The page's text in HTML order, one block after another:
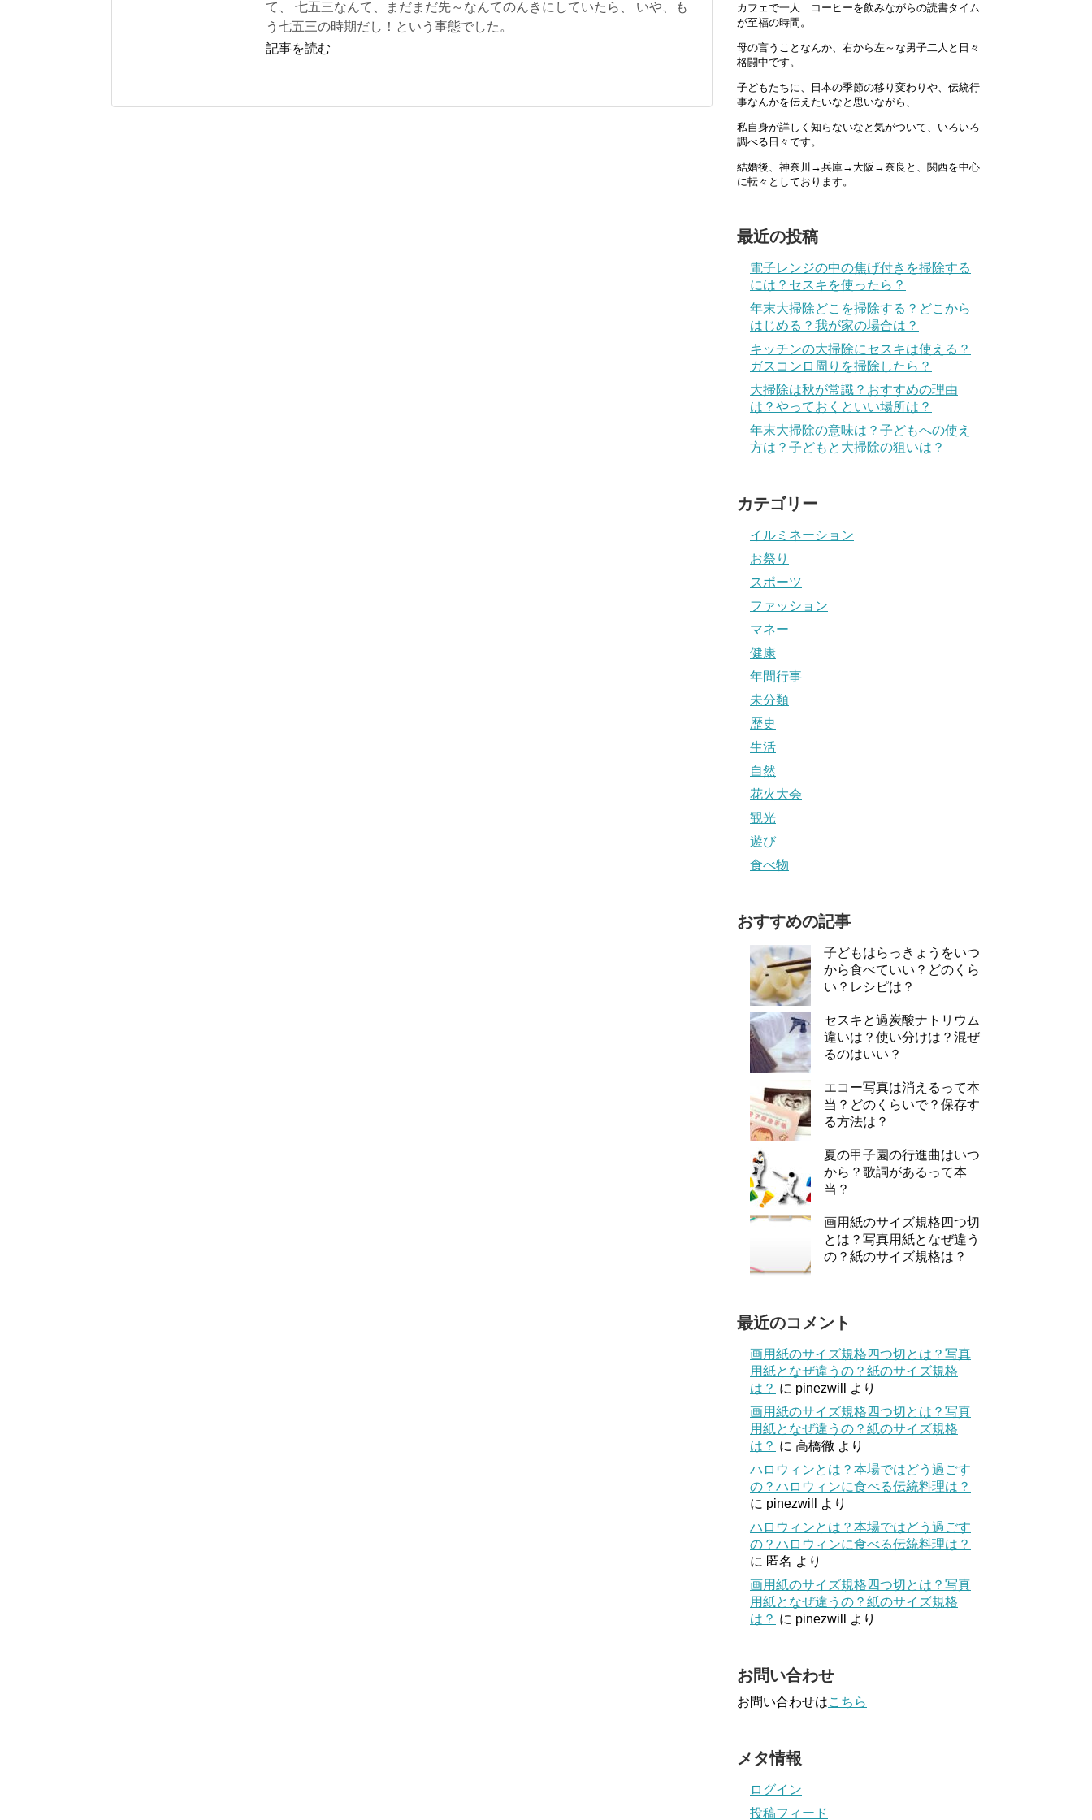
て、 七五三なんて、まだまだ先～なんてのんきにしていたら、 いや、も
う七五三の時期だし！という事態でした。
記事を読む
カフェで一人 コーヒーを飲みながらの読書タイム
が至福の時間。
母の言うことなんか、右から左～な男子二人と日々
格闘中です。
子どもたちに、日本の季節の移り変わりや、伝統行
事なんかを伝えたいなと思いながら、
私自身が詳しく知らないなと気がついて、いろいろ
調べる日々です。
結婚後、神奈川→兵庫→大阪→奈良と、関西を中心
に転々としております。
最近の投稿
電子レンジの中の焦げ付きを掃除する
には？セスキを使ったら？
年末大掃除どこを掃除する？どこから
はじめる？我が家の場合は？
キッチンの大掃除にセスキは使える？
ガスコンロ周りを掃除したら？
大掃除は秋が常識？おすすめの理由
は？やっておくといい場所は？
年末大掃除の意味は？子どもへの使え
方は？子どもと大掃除の狙いは？
カテゴリー
イルミネーション
お祭り
スポーツ
ファッション
マネー
健康
年間行事
未分類
歴史
生活
自然
花火大会
観光
遊び
食べ物
おすすめの記事
子どもはらっきょうをいつ
から食べていい？どのくら
い？レシピは？
セスキと過炭酸ナトリウム
違いは？使い分けは？混ぜ
るのはいい？
エコー写真は消えるって本
当？どのくらいで？保存す
る方法は？
夏の甲子園の行進曲はいつ
から？歌詞があるって本
当？
画用紙のサイズ規格四つ切
とは？写真用紙となぜ違う
の？紙のサイズ規格は？
最近のコメント
画用紙のサイズ規格四つ切とは？写真
用紙となぜ違うの？紙のサイズ規格
は？ に pinezwill
より
画用紙のサイズ規格四つ切とは？写真
用紙となぜ違うの？紙のサイズ規格
は？ に 高橋徹 より
ハロウィンとは？本場ではどう過ごす
の？ハロウィンに食べる伝統料理は？
に pinezwill
より
ハロウィンとは？本場ではどう過ごす
の？ハロウィンに食べる伝統料理は？
に 匿名 より
画用紙のサイズ規格四つ切とは？写真
用紙となぜ違うの？紙のサイズ規格
は？ に pinezwill より
お問い合わせ
お問い合わせはこちら
メタ情報
ログイン
投稿フィード